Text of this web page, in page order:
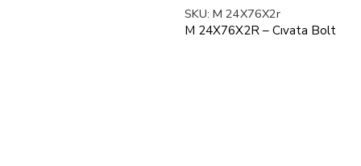
SKU: M 24X76X2r
M 24X76X2R – Cıvata Bolt